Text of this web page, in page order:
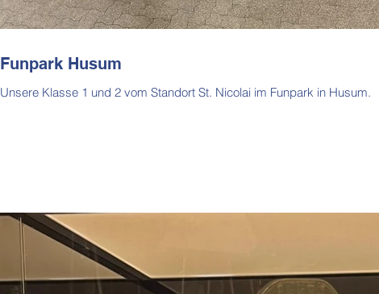
Funpark Husum
Unsere Klasse 1 und 2 vom Standort St. Nicolai im Funpark in Husum.